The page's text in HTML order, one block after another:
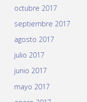
octubre 2017
septiembre 2017
agosto 2017
julio 2017
junio 2017
mayo 2017